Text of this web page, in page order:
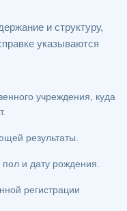
и структуру,
указываются
учреждения, куда
результаты.
и дату рождения.
регистрации